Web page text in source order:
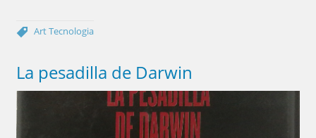
ArtTecnologia
La pesadilla de Darwin